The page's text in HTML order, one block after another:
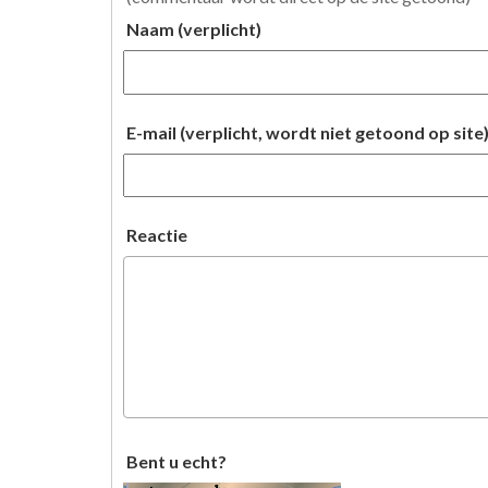
Naam (verplicht)
E-mail (verplicht, wordt niet getoond op site)
Reactie
Bent u echt?